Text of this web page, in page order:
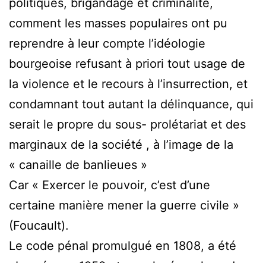
comment les masses populaires ont pu
reprendre à leur compte l’idéologie
bourgeoise refusant à priori tout usage de
la violence et le recours à l’insurrection, et
condamnant tout autant la délinquance, qui
serait le propre du sous- prolétariat et des
marginaux de la société , à l’image de la
« canaille de banlieues »
Car « Exercer le pouvoir, c’est d’une
certaine manière mener la guerre civile »
(Foucault).
Le code pénal promulgué en 1808, a été